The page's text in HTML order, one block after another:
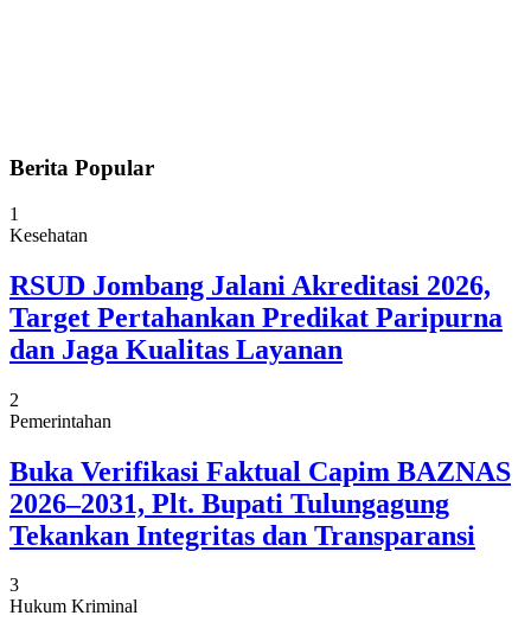
Berita Popular
1
Kesehatan
RSUD Jombang Jalani Akreditasi 2026,
Target Pertahankan Predikat Paripurna
dan Jaga Kualitas Layanan
2
Pemerintahan
Buka Verifikasi Faktual Capim BAZNAS
2026–2031, Plt. Bupati Tulungagung
Tekankan Integritas dan Transparansi
3
Hukum Kriminal